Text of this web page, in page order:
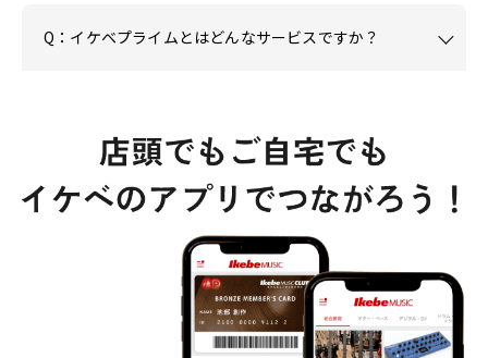
Q：イケベプライムとはどんなサービスですか？